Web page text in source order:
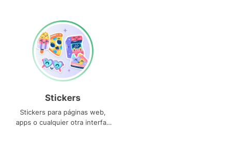
Stickers
Stickers para páginas web,
apps o cualquier otra interfaz